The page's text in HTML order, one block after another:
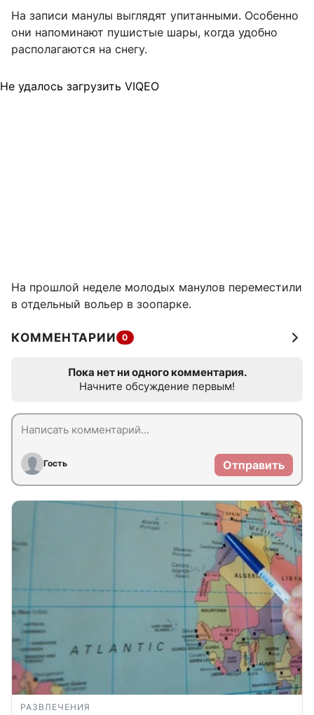
На записи манулы выглядят упитанными. Особенно
они напоминают пушистые шары, когда удобно
располагаются на снегу.
Не удалось загрузить VIQEO
На прошлой неделе молодых манулов переместили
в отдельный вольер в зоопарке.
КОММЕНТАРИИ 0
Пока нет ни одного комментария.
Начните обсуждение первым!
Гость Отправить
РАЗВЛЕЧЕНИЯ